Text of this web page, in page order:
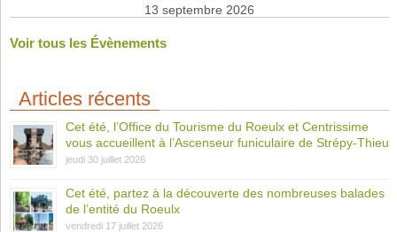
13 septembre 2026
Voir tous les Évènements
Articles récents
Cet été, l’Office du Tourisme du Roeulx et Centrissime
vous accueillent à l’Ascenseur funiculaire de Strépy-Thieu
jeudi 30 juillet 2026
Cet été, partez à la découverte des nombreuses balades
de l’entité du Roeulx
vendredi 17 juillet 2026